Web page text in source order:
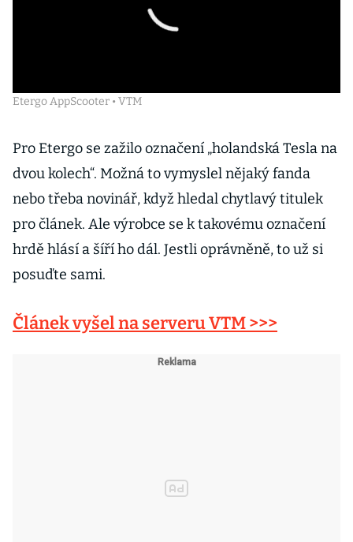
Etergo AppScooter • VTM
Pro Etergo se zažilo označení „holandská Tesla na
dvou kolech“. Možná to vymyslel nějaký fanda
nebo třeba novinář, když hledal chytlavý titulek
pro článek. Ale výrobce se k takovému označení
hrdě hlásí a šíří ho dál. Jestli oprávněně, to už si
posuďte sami.
Článek vyšel na serveru VTM >>>